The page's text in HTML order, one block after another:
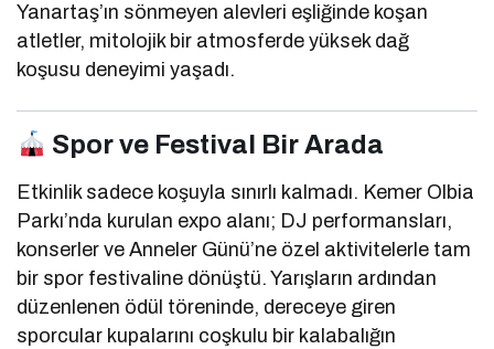
Yanartaş’ın sönmeyen alevleri eşliğinde koşan
atletler, mitolojik bir atmosferde yüksek dağ
koşusu deneyimi yaşadı.
Spor ve Festival Bir Arada
Etkinlik sadece koşuyla sınırlı kalmadı. Kemer Olbia
Parkı’nda kurulan expo alanı; DJ performansları,
konserler ve Anneler Günü’ne özel aktivitelerle tam
bir spor festivaline dönüştü. Yarışların ardından
düzenlenen ödül töreninde, dereceye giren
sporcular kupalarını coşkulu bir kalabalığın